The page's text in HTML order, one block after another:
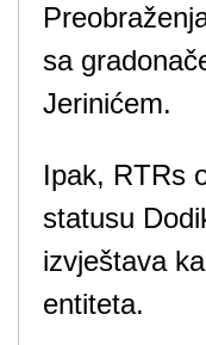
sa
Јerinićem.
Ipak, RTRs
statusu
izvještava
entiteta.